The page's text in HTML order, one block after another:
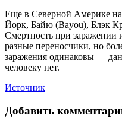
Еще в Северной Америке
Йорк, Байю (Bayou), Блэк
Смертность при заражении
разные переносчики, но
заражения одинаковы —
человеку нет.
Источник
Добавить